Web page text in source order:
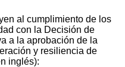
al cumplimiento de los
con la Decisión de
a la aprobación de la
y resiliencia de
inglés):